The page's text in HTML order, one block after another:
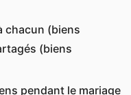
séparation et
son régime
chacun (biens
(biens
pendant le mariage